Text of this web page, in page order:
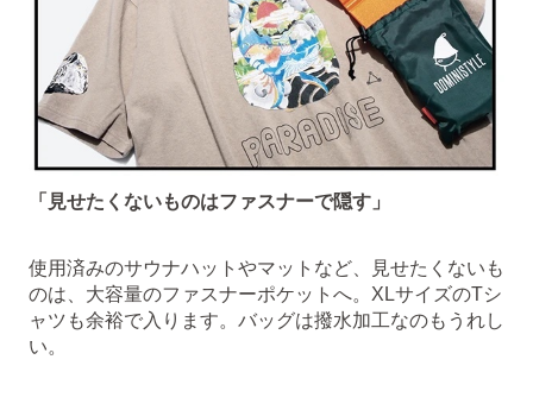
「見せたくないものはファスナーで隠す」
使用済みのサウナハットやマットなど、見せたくないも
のは、大容量のファスナーポケットへ。XLサイズのTシ
ャツも余裕で入ります。バッグは撥水加工なのもうれし
い。